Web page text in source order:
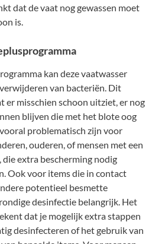
dat de vaat nog gewassen moet
is.
kan deze vaatwasser
van bacteriën. Dit
er misschien schoon uitziet, er nog
blijven die met het blote oog
problematisch zijn voor
ouderen, of mensen met een
extra bescherming nodig
Ook voor items die in contact
potentieel besmette
desinfectie belangrijk. Het
dat je mogelijk extra stappen
desinfecteren of het gebruik van